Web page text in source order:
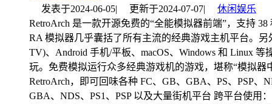
发表于2024-06-05| 更新于2024-07-07|
休闲娱乐
RetroArch 是一款开源免费的“全能模拟器前端”，支持
RA 模拟器几乎囊括了所有主流的经典游戏主机平台。另
TV)、Android 手机/平板、macOS、Windows 和 Linux
玩。免费模拟运行众多经典游戏机的游戏，堪称“模拟
RetroArch，即可回味各种 FC、GB、GBA、PS、PSP
GBA、NDS、PS1、PSP 以及大量街机平台 跨平台使用